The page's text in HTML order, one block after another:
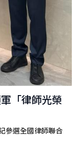
「律師光榮
參選全國律師聯合